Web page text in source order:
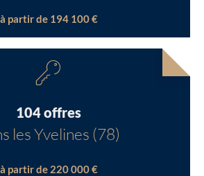
à partir de 194 100 €
104 offres
les Yvelines (78)
à partir de 220 000 €